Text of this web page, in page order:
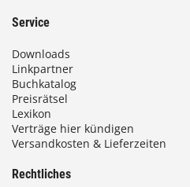
Service
Downloads
Linkpartner
Buchkatalog
Preisrätsel
Lexikon
Verträge hier kündigen
Versandkosten & Lieferzeiten
Rechtliches